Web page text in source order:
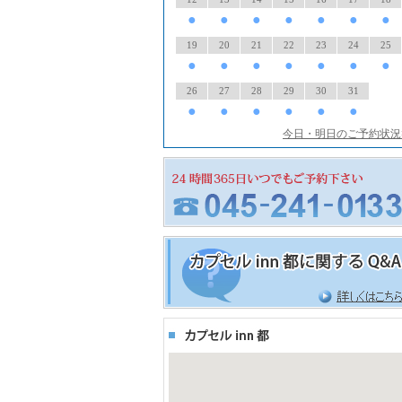
● ● ● ● ● ● ●
19
●
20
●
21
●
22
●
23
●
24
●
25
●
26
●
27
●
28
●
29
●
30
●
31
●
今日・明日のご予約状